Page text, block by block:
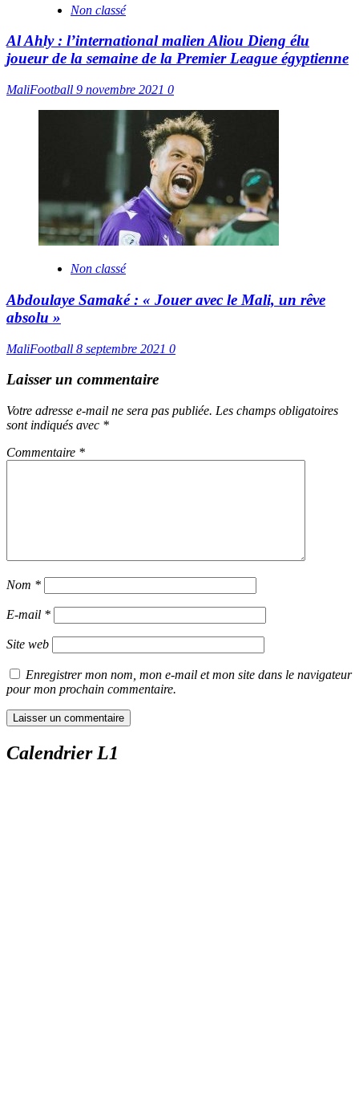
Non classé
Al Ahly : l’international malien Aliou Dieng élu
joueur de la semaine de la Premier League égyptienne
MaliFootball 9 novembre 2021 0
Non classé
Abdoulaye Samaké : « Jouer avec le Mali, un rêve
absolu »
MaliFootball 8 septembre 2021 0
Laisser un commentaire
Votre adresse e-mail ne sera pas publiée. Les champs obligatoires
sont indiqués avec *
Commentaire *
Nom *
E-mail *
Site web
Enregistrer mon nom, mon e-mail et mon site dans le navigateur
pour mon prochain commentaire.
Calendrier L1